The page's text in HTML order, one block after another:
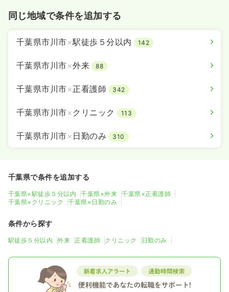
同じ地域で条件を追加する
千葉県市川市×駅徒歩５分以内 142
千葉県市川市×外来 88
千葉県市川市×正看護師 342
千葉県市川市× クリニック 113
千葉県市川市× 日勤のみ 310
千葉県で条件を追加する
千葉県×駅徒歩５分以内 千葉県×外来
千葉県×正看護師
千葉県×クリニック
千葉県×日勤のみ
条件から探す
駅徒歩５分以内 外来 正看護師 クリニック 日勤のみ